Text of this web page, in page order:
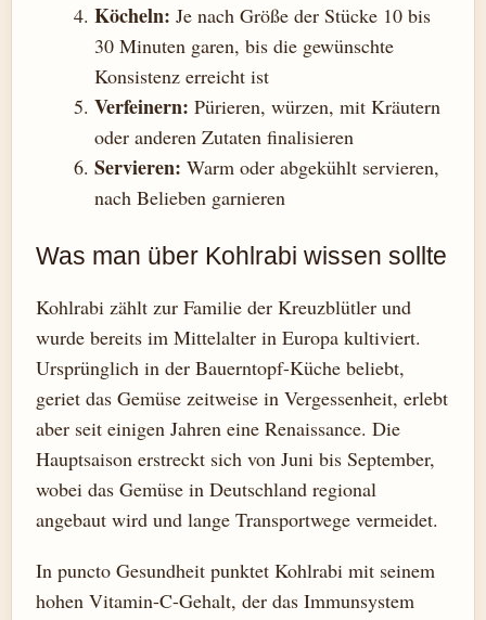
Köcheln: Je nach Größe der Stücke 10 bis
30 Minuten garen, bis die gewünschte
Konsistenz erreicht ist
Verfeinern: Pürieren, würzen, mit Kräutern
oder anderen Zutaten finalisieren
Servieren: Warm oder abgekühlt servieren,
nach Belieben garnieren
Was man über Kohlrabi wissen sollte
Kohlrabi zählt zur Familie der Kreuzblütler und
wurde bereits im Mittelalter in Europa kultiviert.
Ursprünglich in der Bauerntopf-Küche beliebt,
geriet das Gemüse zeitweise in Vergessenheit, erlebt
aber seit einigen Jahren eine Renaissance. Die
Hauptsaison erstreckt sich von Juni bis September,
wobei das Gemüse in Deutschland regional
angebaut wird und lange Transportwege vermeidet.
In puncto Gesundheit punktet Kohlrabi mit seinem
hohen Vitamin-C-Gehalt, der das Immunsystem